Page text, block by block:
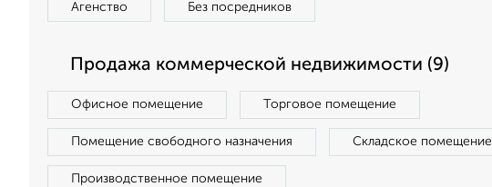
Агенство Без посредников
Продажа коммерческой недвижимости (9)
Офисное помещение Торговое помещение
Помещение свободного назначения Складское помещение
Производственное помещение